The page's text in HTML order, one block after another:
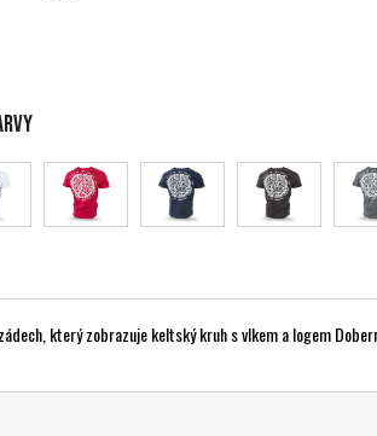
který zobrazuje keltský kruh s vlkem a logem